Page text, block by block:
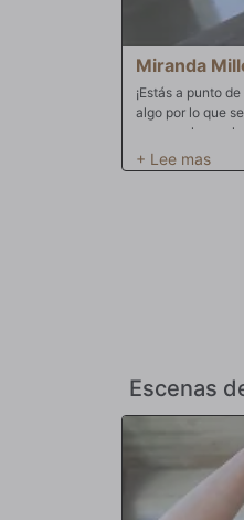
Miranda
¡Estás a punto
algo por lo que
cama, sola,
grandes toros
y apretados
once pulgadas
apasionados de
comer coños!
calentado para
por primera
ahora es un
homosexual y
Escenas